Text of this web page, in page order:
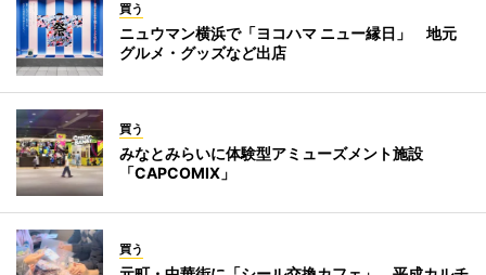
買う
ニュウマン横浜で「ヨコハマ ニュー縁日」 地元
グルメ・グッズなど出店
買う
みなとみらいに体験型アミューズメント施設
「CAPCOMIX」
買う